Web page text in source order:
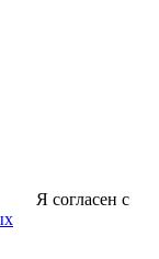
Я согласен с